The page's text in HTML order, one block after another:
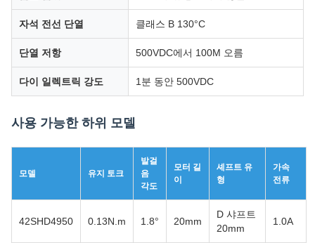
자석 전선 단열 클래스 B 130°C
단열 저항 500VDC에서 100M 오름
다이 일렉트릭 강도 1분 동안 500VDC
사용 가능한 하위 모델
모델 유지 토크
발걸
음
각도
모터 길
이
셰프트 유
형
가속
전류
42SHD4950 0.13N.m 1.8° 20mm
D 샤프트
20mm
1.0A